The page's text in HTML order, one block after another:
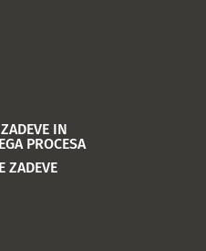
IN
PROCESA
ZADEVE